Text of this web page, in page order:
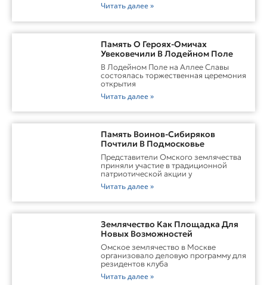
Читать далее »
Память О Героях-Омичах
Увековечили В Лодейном Поле
В Лодейном Поле на Аллее Славы
состоялась торжественная церемония
открытия
Читать далее »
Память Воинов-Сибиряков
Почтили В Подмосковье
Представители Омского землячества
приняли участие в традиционной
патриотической акции у
Читать далее »
Землячество Как Площадка Для
Новых Возможностей
Омское землячество в Москве
организовало деловую программу для
резидентов клуба
Читать далее »